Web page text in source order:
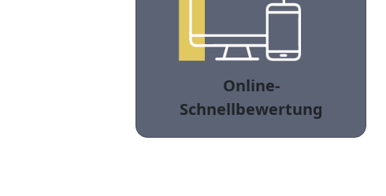
Online-
Schnellbewertung